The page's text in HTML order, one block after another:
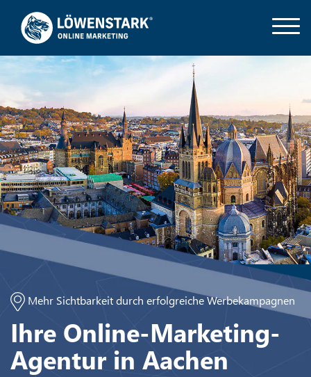
Mehr Sichtbarkeit durch erfolgreiche Werbekampagnen
Ihre Online-Marketing-
Agentur in Aachen